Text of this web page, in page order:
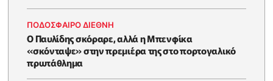
ΠΟΔΟΣΦΑΙΡΟ ΔΙΕΘΝΗ
Ο Παυλίδης σκόραρε, αλλά η Μπενφίκα
«σκόνταψε» στην πρεμιέρα της στο πορτογαλικό
πρωτάθλημα